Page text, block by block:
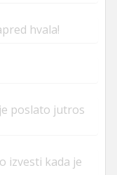
hvala!
poslato jutros
izvesti kada je